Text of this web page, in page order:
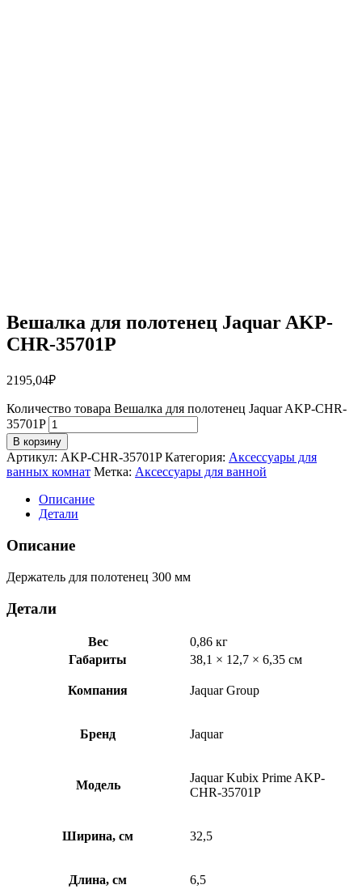
Вешалка для полотенец Jaquar AKP-
CHR-35701P
2195,04₽
Количество товара Вешалка для полотенец Jaquar AKP-CHR-
35701P
В корзину
Артикул: AKP-CHR-35701P Категория: Аксессуары для
ванных комнат Метка: Аксессуары для ванной
Описание
Детали
Описание
Держатель для полотенец 300 мм
Детали
Вес
0,86 кг
Габариты
38,1 × 12,7 × 6,35 см
Компания Jaquar Group
Бренд Jaquar
Модель
Jaquar Kubix Prime AKP-
CHR-35701P
Ширина, см 32,5
Длина, см 6,5